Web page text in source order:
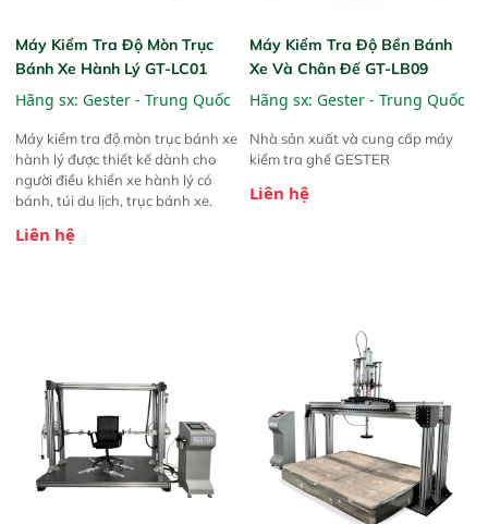
Máy Kiểm Tra Độ Mòn Trục
Bánh Xe Hành Lý GT-LC01
Hãng sx: Gester - Trung Quốc
Máy kiểm tra độ mòn trục bánh xe
hành lý được thiết kế dành cho
người điều khiển xe hành lý có
bánh, túi du lịch, trục bánh xe.
Liên hệ
Máy Kiểm Tra Độ Bền Bánh
Xe Và Chân Đế GT-LB09
Hãng sx: Gester - Trung Quốc
Nhà sản xuất và cung cấp máy
kiểm tra ghế GESTER
Liên hệ